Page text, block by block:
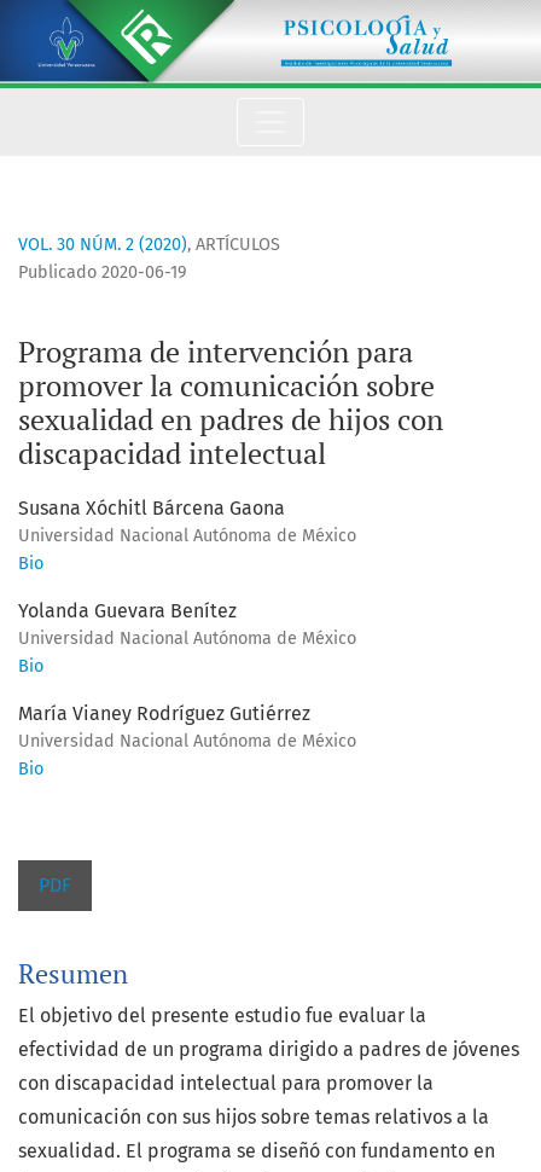
Programa de intervención para promover la comunicación
VOL. 30 NÚM. 2 (2020), ARTÍCULOS
Programa de intervención para
promover la comunicación sobre
sexualidad en padres de hijos con
discapacidad intelectual
Publicado 2020-06-19
Susana Xóchitl Bárcena Gaona
Universidad Nacional Autónoma de México
Bio
Yolanda Guevara Benítez
Universidad Nacional Autónoma de México
Bio
María Vianey Rodríguez Gutiérrez
Universidad Nacional Autónoma de México
Bio
PDF
Resumen
El objetivo del presente estudio fue evaluar la
efectividad de un programa dirigido a padres de jóvenes
con discapacidad intelectual para promover la
comunicación con sus hijos sobre temas relativos a la
sexualidad. El programa se diseñó con fundamento en